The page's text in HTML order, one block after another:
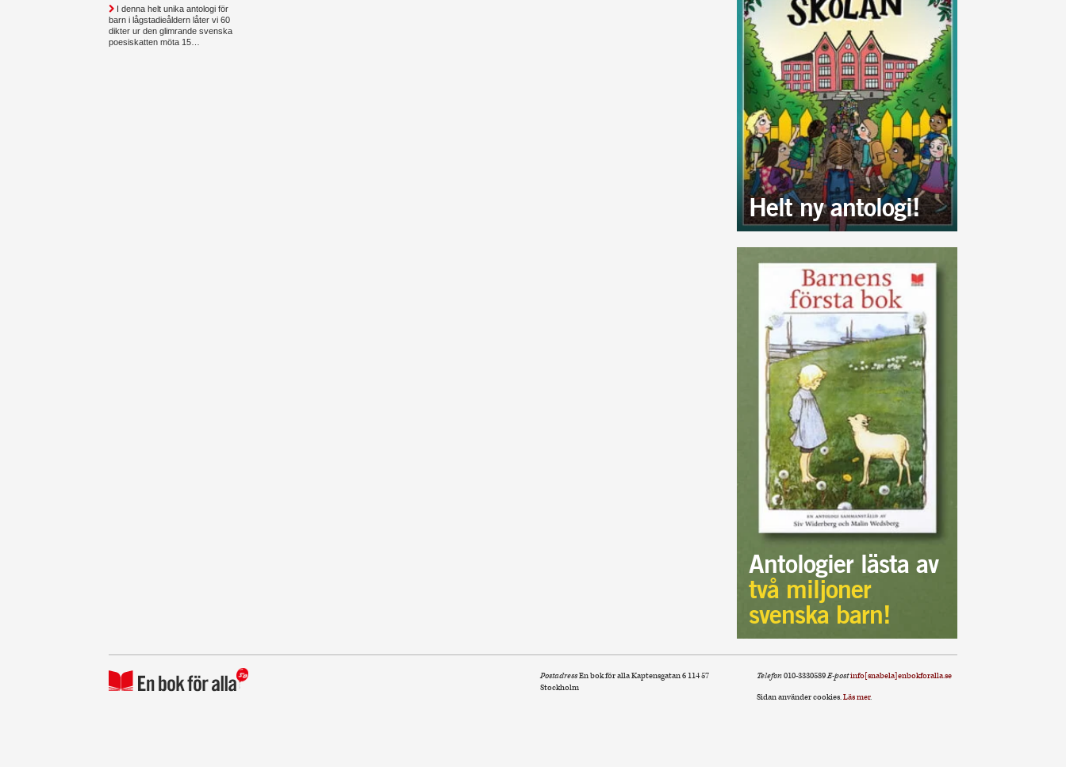
I denna helt unika antologi för
barn i lågstadieåldern låter vi 60
dikter ur den glimrande svenska
poesiskatten möta 15…
Helt ny antologi!
Antologier lästa av
två miljoner
svenska barn!
Telefon010-3330589E-postinfo[snabela]enbokforalla.se
Sidan använder cookies.Läs mer.
PostadressEn bok för alla Kaptensgatan 6 114 57
Stockholm